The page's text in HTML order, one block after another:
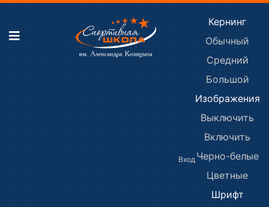
Кернинг
Обычный
Средний
Большой
Изображения
Выключить
Включить
Черно-белые
Цветные
Шрифт
Вход